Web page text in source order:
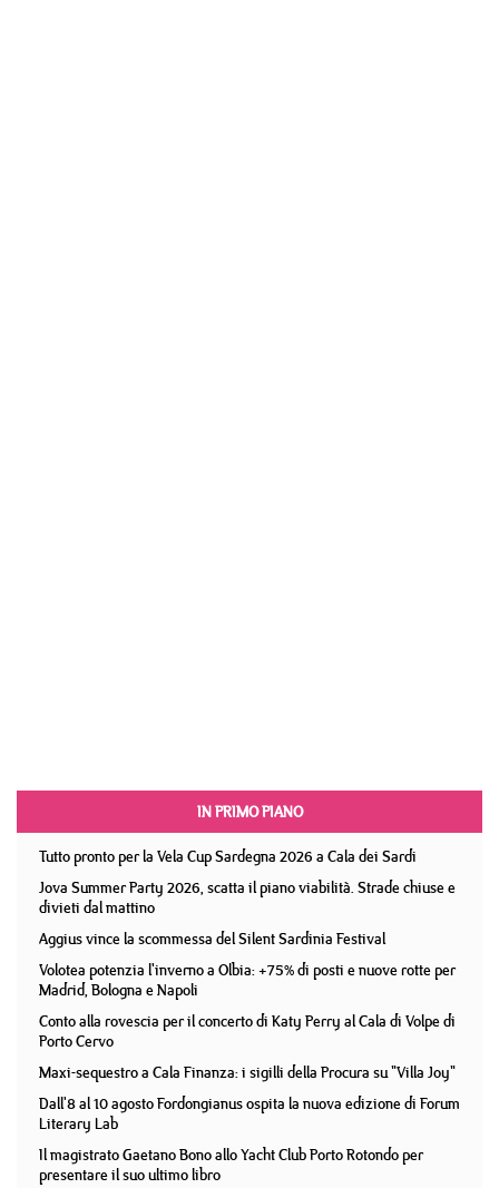
IN PRIMO PIANO
Tutto pronto per la Vela Cup Sardegna 2026 a Cala dei Sardi
Jova Summer Party 2026, scatta il piano viabilità. Strade chiuse e
divieti dal mattino
Aggius vince la scommessa del Silent Sardinia Festival
Volotea potenzia l'inverno a Olbia: +75% di posti e nuove rotte per
Madrid, Bologna e Napoli
Conto alla rovescia per il concerto di Katy Perry al Cala di Volpe di
Porto Cervo
Maxi-sequestro a Cala Finanza: i sigilli della Procura su "Villa Joy"
Dall'8 al 10 agosto Fordongianus ospita la nuova edizione di Forum
Literary Lab
Il magistrato Gaetano Bono allo Yacht Club Porto Rotondo per
presentare il suo ultimo libro